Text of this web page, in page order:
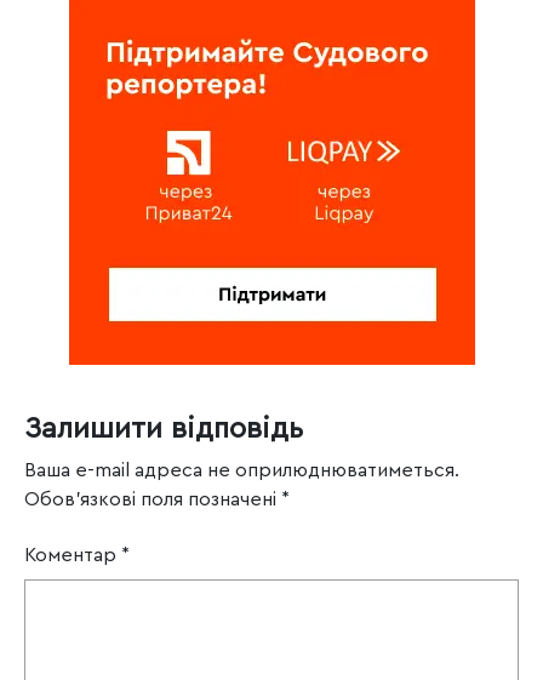
Залишити відповідь
Ваша e-mail адреса не оприлюднюватиметься.
Обов’язкові поля позначені *
Коментар *